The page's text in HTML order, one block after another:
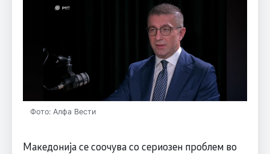
Фото: Алфа Вести
Македонија се соочува со сериозен проблем во